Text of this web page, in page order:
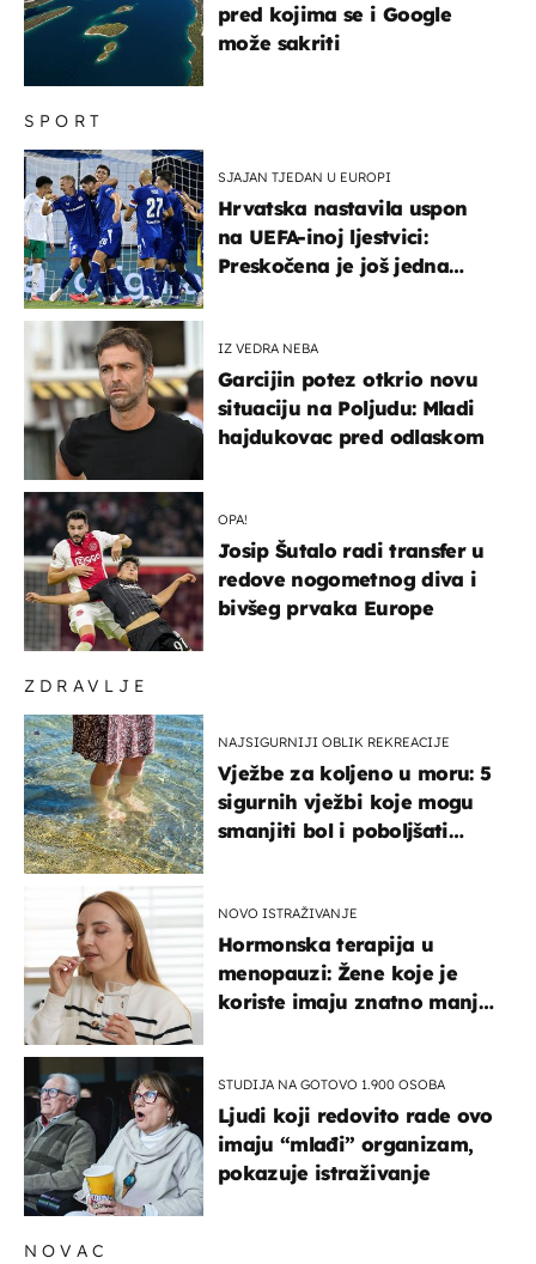
ZDRAVLJE
NAJSIGURNIJI OBLIK REKREACIJE
Vježbe za koljeno u moru: 5
sigurnih vježbi koje mogu
smanjiti bol i poboljšati
NOVO ISTRAŽIVANJE
Hormonska terapija u
menopauzi: Žene koje je
koriste imaju znatno manji
STUDIJA NA GOTOVO 1.900 OSOBA
Ljudi koji redovito rade ovo
imaju “mlađi” organizam,
pokazuje istraživanje
SPORT
SJAJAN TJEDAN U EUROPI
Hrvatska nastavila uspon
na UEFA-inoj ljestvici:
Preskočena je još jedna
IZ VEDRA NEBA
Garcijin potez otkrio novu
situaciju na Poljudu: Mladi
hajdukovac pred odlaskom
OPA!
Josip Šutalo radi transfer u
redove nogometnog diva i
bivšeg prvaka Europe
pred kojima se i Google
može sakriti
NOVAC